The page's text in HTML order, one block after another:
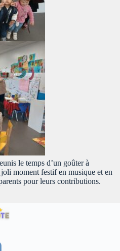
le temps d’un goûter à
moment festif en musique et en
pour leurs contributions.